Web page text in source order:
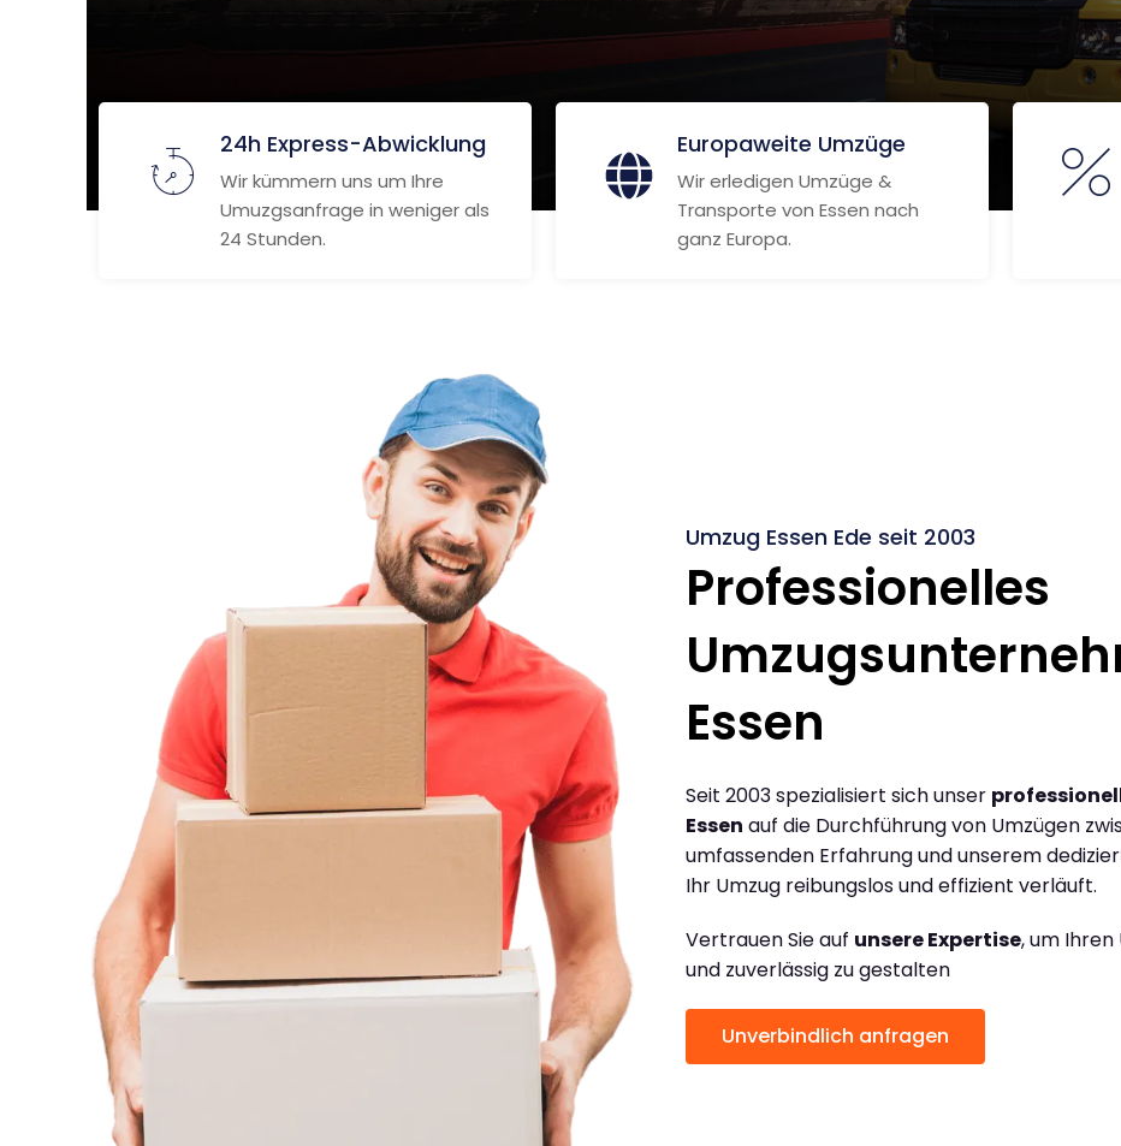
24h Express-Abwicklung
Wir kümmern uns um Ihre
Umuzgsanfrage in weniger als
24 Stunden.
Europaweite Umzüge
Wir erledigen Umzüge &
Transporte von Essen nach
ganz Europa.
Umzug Essen Ede seit 2003
Professionelles
Essen
Seit 2003 spezialisiert sich unser
Essen auf die Durchführung von Umzügen
umfassenden Erfahrung und unserem
Ihr Umzug reibungslos und effizient verläuft.
Vertrauen Sie auf unsere Expertise, um
und zuverlässig zu gestalten
Unverbindlich anfragen